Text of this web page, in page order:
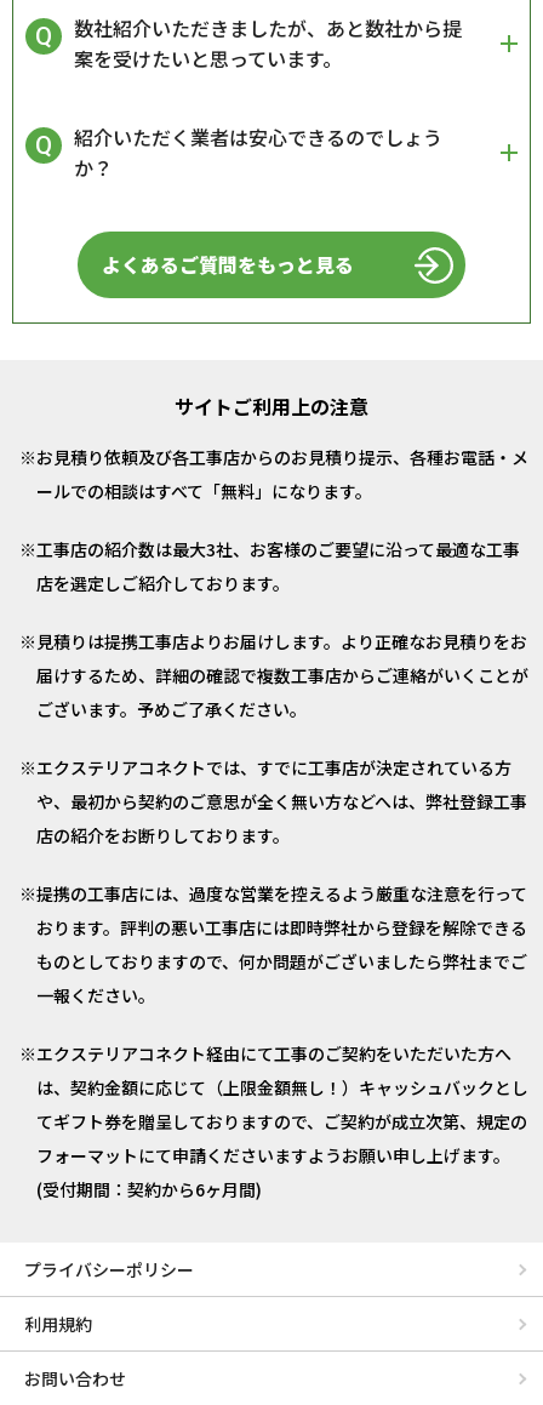
数社紹介いただきましたが、あと数社から提
案を受けたいと思っています。
紹介いただく業者は安心できるのでしょう
か？
よくあるご質問をもっと見る
サイトご利用上の注意
お見積り依頼及び各工事店からのお見積り提示、各種お電話・メ
ールでの相談はすべて「無料」になります。
工事店の紹介数は最大3社、お客様のご要望に沿って最適な工事
店を選定しご紹介しております。
見積りは提携工事店よりお届けします。より正確なお見積りをお
届けするため、詳細の確認で複数工事店からご連絡がいくことが
ございます。予めご了承ください。
エクステリアコネクトでは、すでに工事店が決定されている方
や、最初から契約のご意思が全く無い方などへは、弊社登録工事
店の紹介をお断りしております。
提携の工事店には、過度な営業を控えるよう厳重な注意を行って
おります。評判の悪い工事店には即時弊社から登録を解除できる
ものとしておりますので、何か問題がございましたら弊社までご
一報ください。
エクステリアコネクト経由にて工事のご契約をいただいた方へ
は、契約金額に応じて（上限金額無し！）キャッシュバックとし
てギフト券を贈呈しておりますので、ご契約が成立次第、規定の
フォーマットにて申請くださいますようお願い申し上げます。
(受付期間：契約から6ヶ月間)
プライバシーポリシー
利用規約
お問い合わせ